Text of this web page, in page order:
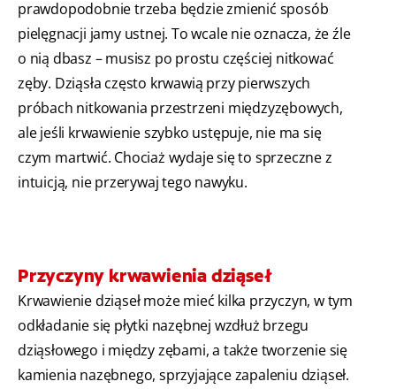
prawdopodobnie trzeba będzie zmienić sposób
pielęgnacji jamy ustnej. To wcale nie oznacza, że źle
o nią dbasz – musisz po prostu częściej nitkować
zęby. Dziąsła często krwawią przy pierwszych
próbach nitkowania przestrzeni międzyzębowych,
ale jeśli krwawienie szybko ustępuje, nie ma się
czym martwić. Chociaż wydaje się to sprzeczne z
intuicją, nie przerywaj tego nawyku.
Przyczyny krwawienia dziąseł
Krwawienie dziąseł może mieć kilka przyczyn, w tym
odkładanie się płytki nazębnej wzdłuż brzegu
dziąsłowego i między zębami, a także tworzenie się
kamienia nazębnego, sprzyjające zapaleniu dziąseł.